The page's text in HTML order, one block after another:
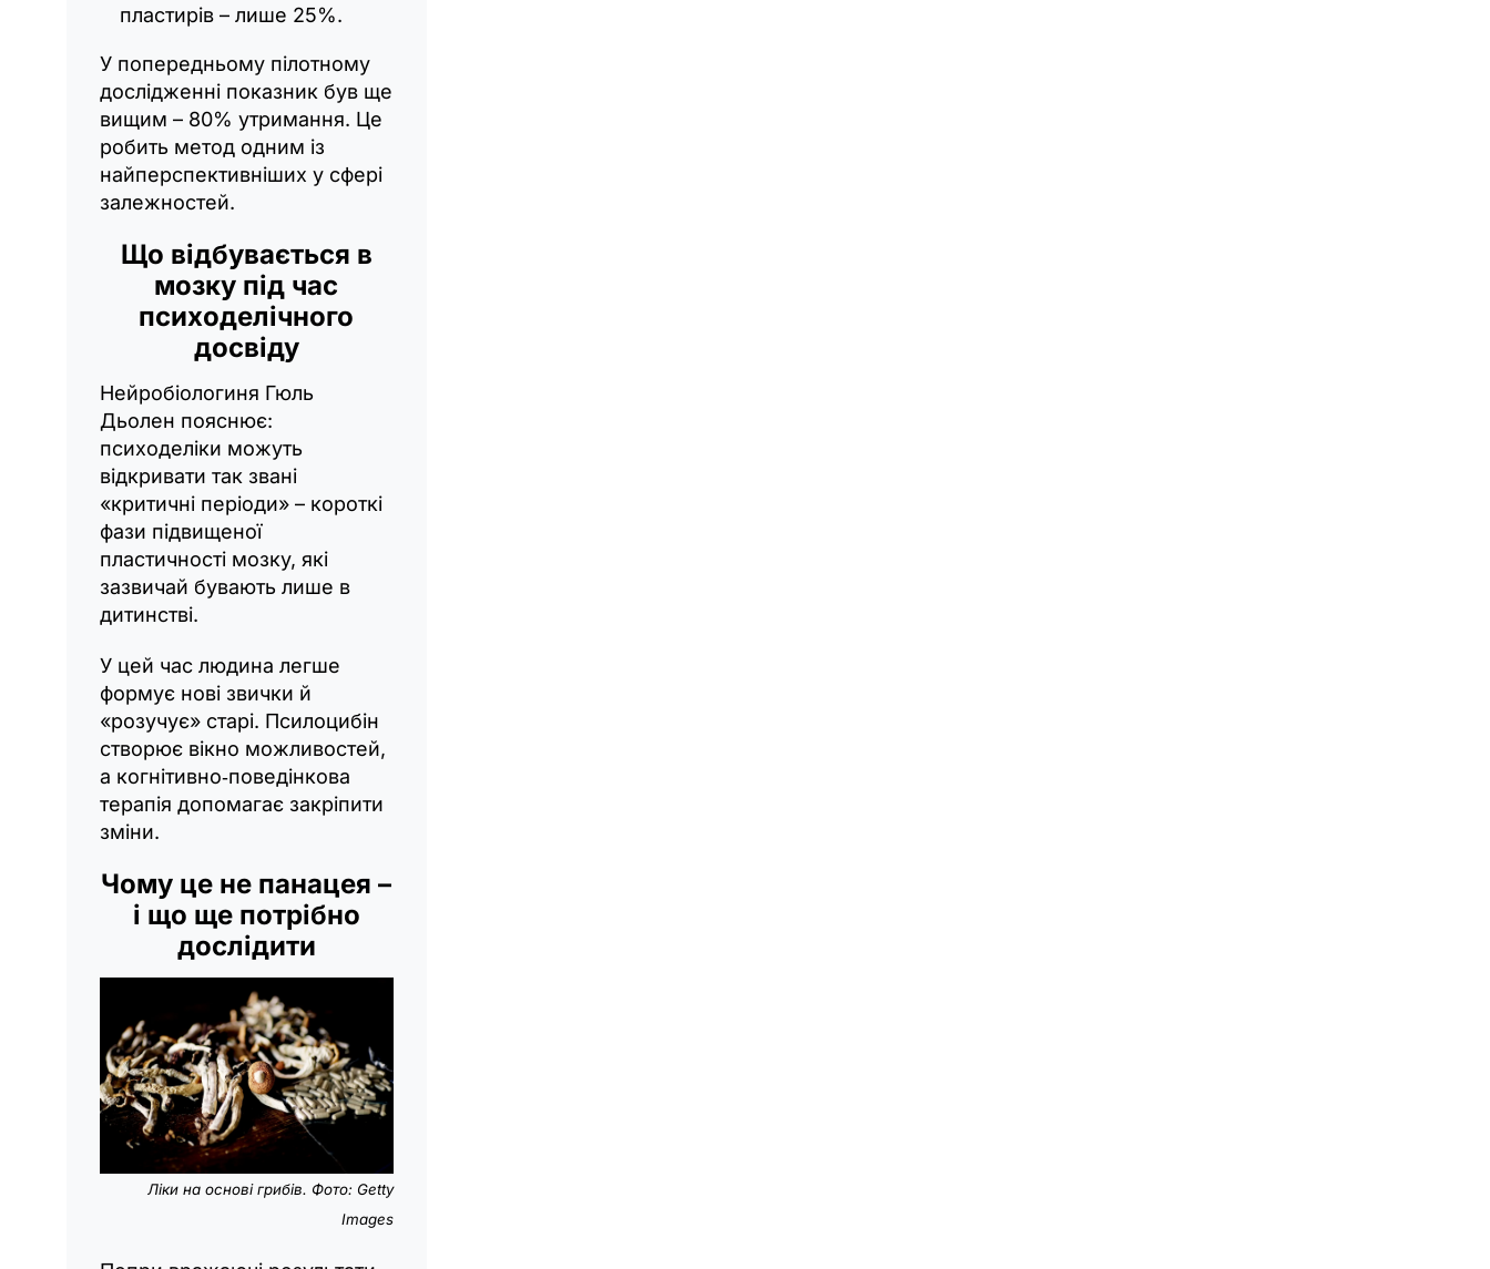
пластирів – лише 25%.
У попередньому пілотному
дослідженні показник був ще
вищим – 80% утримання. Це
робить метод одним із
найперспективніших у сфері
залежностей.
Що відбувається в
мозку під час
психоделічного
досвіду
Нейробіологиня Гюль
Дьолен пояснює:
психоделіки можуть
відкривати так звані
«критичні періоди» – короткі
фази підвищеної
пластичності мозку, які
зазвичай бувають лише в
дитинстві.
У цей час людина легше
формує нові звички й
«розучує» старі. Псилоцибін
створює вікно можливостей,
а когнітивно‑поведінкова
терапія допомагає закріпити
зміни.
Чому це не панацея –
і що ще потрібно
дослідити
Ліки на основі грибів. Фото: Getty
Images